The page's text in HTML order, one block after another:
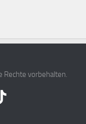
Rechte vorbehalten.